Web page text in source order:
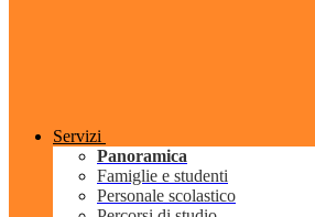
Servizi
Panoramica
Famiglie e studenti
Personale scolastico